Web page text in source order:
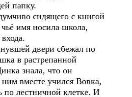
папку.
сидящего с книгой
имя носила школа,
двери сбежал по
в растрепанной
знала, что он
вместе учился Вовка,
по лестничной клетке. И